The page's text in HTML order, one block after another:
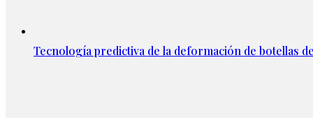
Tecnología predictiva de la deformación de botellas